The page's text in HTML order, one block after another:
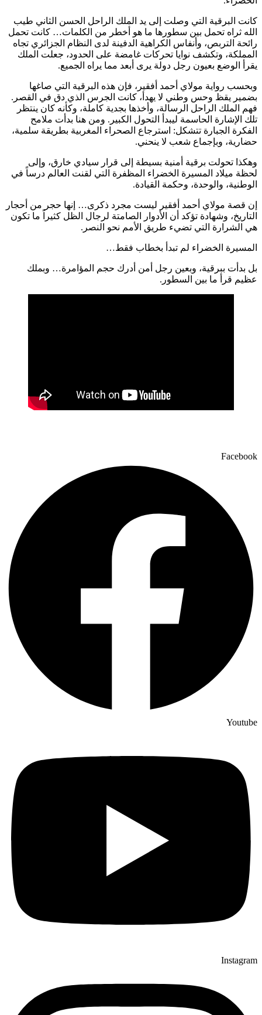
كانت البرقية التي وصلت إلى يد الملك الراحل الحسن الثاني طيب
الله ثراه تحمل بين سطورها ما هو أخطر من الكلمات… كانت تحمل
رائحة التربص، وأنفاس الكراهية الدفينة لدى النظام الجزائري تجاه
المملكة، وتكشف نوايا تحركات غامضة على الحدود، جعلت الملك
يقرأ الوضع بعيون رجل دولة يرى أبعد مما يراه الجميع.
وبحسب رواية مولاي أحمد أفقير، فإن هذه البرقية التي صاغها
بضمير يقظ وحس وطني لا يهدأ، كانت الجرس الذي دق في القصر.
فهم الملك الراحل الرسالة، وأخذها بجدية كاملة، وكأنه كان ينتظر
تلك الإشارة الحاسمة ليبدأ التحول الكبير. ومن هنا بدأت ملامح
الفكرة الجبارة تتشكل: استرجاع الصحراء المغربية بطريقة سلمية،
حضارية، وبإجماع شعب لا ينحني.
وهكذا تحولت برقية أمنية بسيطة إلى قرار سيادي خارق، وإلى
لحظة ميلاد المسيرة الخضراء المظفرة التي لقنت العالم درساً في
الوطنية، والوحدة، وحكمة القيادة.
إن قصة مولاي أحمد أفقير ليست مجرد ذكرى… إنها حجر من أحجار
التاريخ، وشهادة تؤكد أن الأدوار الصامتة لرجال الظل كثيراً ما تكون
هي الشرارة التي تضيء طريق الأمم نحو النصر.
المسيرة الخضراء لم تبدأ بخطاب فقط…
بل بدأت ببرقية، وبعين رجل أمن أدرك حجم المؤامرة… وبملك
عظيم قرأ ما بين السطور.
Facebook
Youtube
Instagram